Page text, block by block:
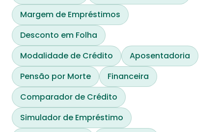
Margem de Empréstimos
Desconto em Folha
Modalidade de Crédito
Aposentadoria
Pensão por Morte
Financeira
Comparador de Crédito
Simulador de Empréstimo